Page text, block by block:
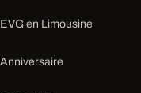
EVG en Limousine
Anniversaire